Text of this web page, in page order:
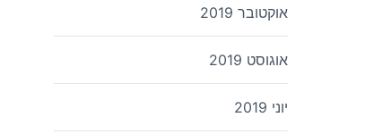
אוקטובר 2019
אוגוסט 2019
יוני 2019